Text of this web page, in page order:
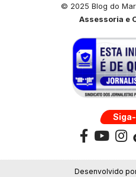
© 2025 Blog do
Assessoria e
Desenvolvido